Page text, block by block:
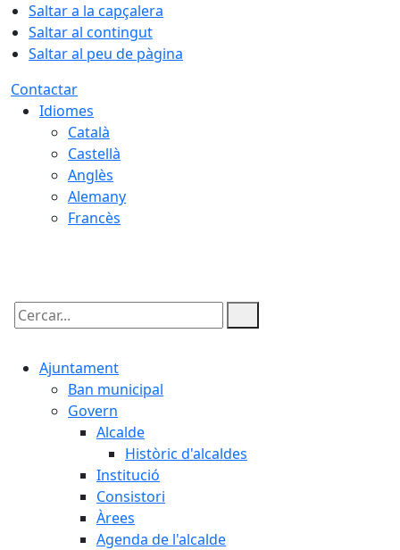
Saltar a la capçalera
Saltar al contingut
Saltar al peu de pàgina
Contactar
Idiomes
Català
Castellà
Anglès
Alemany
Francès
Cercar:
Ajuntament
Ban municipal
Govern
Alcalde
Històric d'alcaldes
Institució
Consistori
Àrees
Agenda de l'alcalde